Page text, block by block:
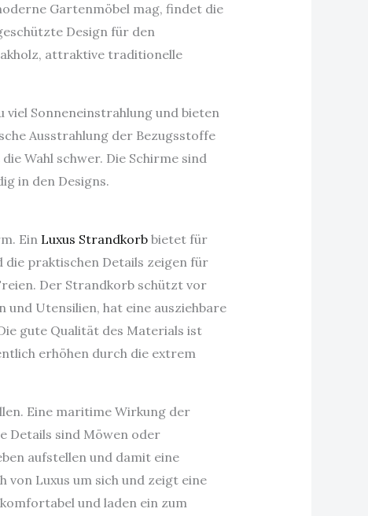
Gartenmöbel mag, findet die
Design für den
attraktive traditionelle
Sonneneinstrahlung und bieten
Ausstrahlung der Bezugsstoffe
Wahl schwer. Die Schirme sind
in den Designs.
Ein Luxus Strandkorbbietet für
praktischen Details zeigen für
Der Strandkorb schützt vor
und Utensilien, hat eine ausziehbare
gute Qualität des Materials ist
erhöhen durch die extrem
Eine maritime Wirkung der
Details sind Möwen oder
aufstellen und damit eine
Luxus um sich und zeigt eine
und laden ein zum